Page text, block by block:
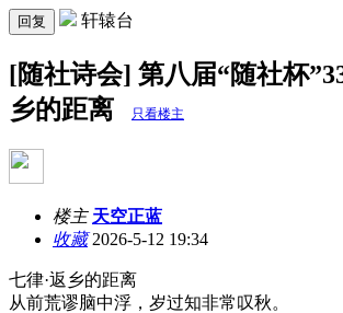
回复 轩辕台
[随社诗会] 第八届“随社杯
乡的距离
只看楼主
楼主 天空正蓝
收藏2026-5-12 19:34
七律·返乡的距离
从前荒谬脑中浮，岁过知非常叹秋。